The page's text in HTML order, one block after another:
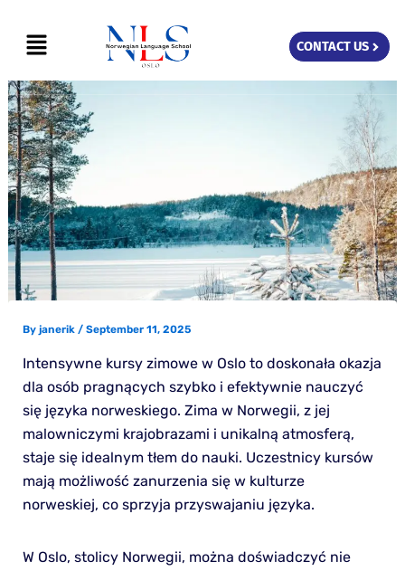
content
Menu CONTACT US
By janerik / September 11, 2025
Intensywne kursy zimowe w Oslo to doskonała okazja
dla osób pragnących szybko i efektywnie nauczyć
się języka norweskiego. Zima w Norwegii, z jej
malowniczymi krajobrazami i unikalną atmosferą,
staje się idealnym tłem do nauki. Uczestnicy kursów
mają możliwość zanurzenia się w kulturze
norweskiej, co sprzyja przyswajaniu języka.
W Oslo, stolicy Norwegii, można doświadczyć nie